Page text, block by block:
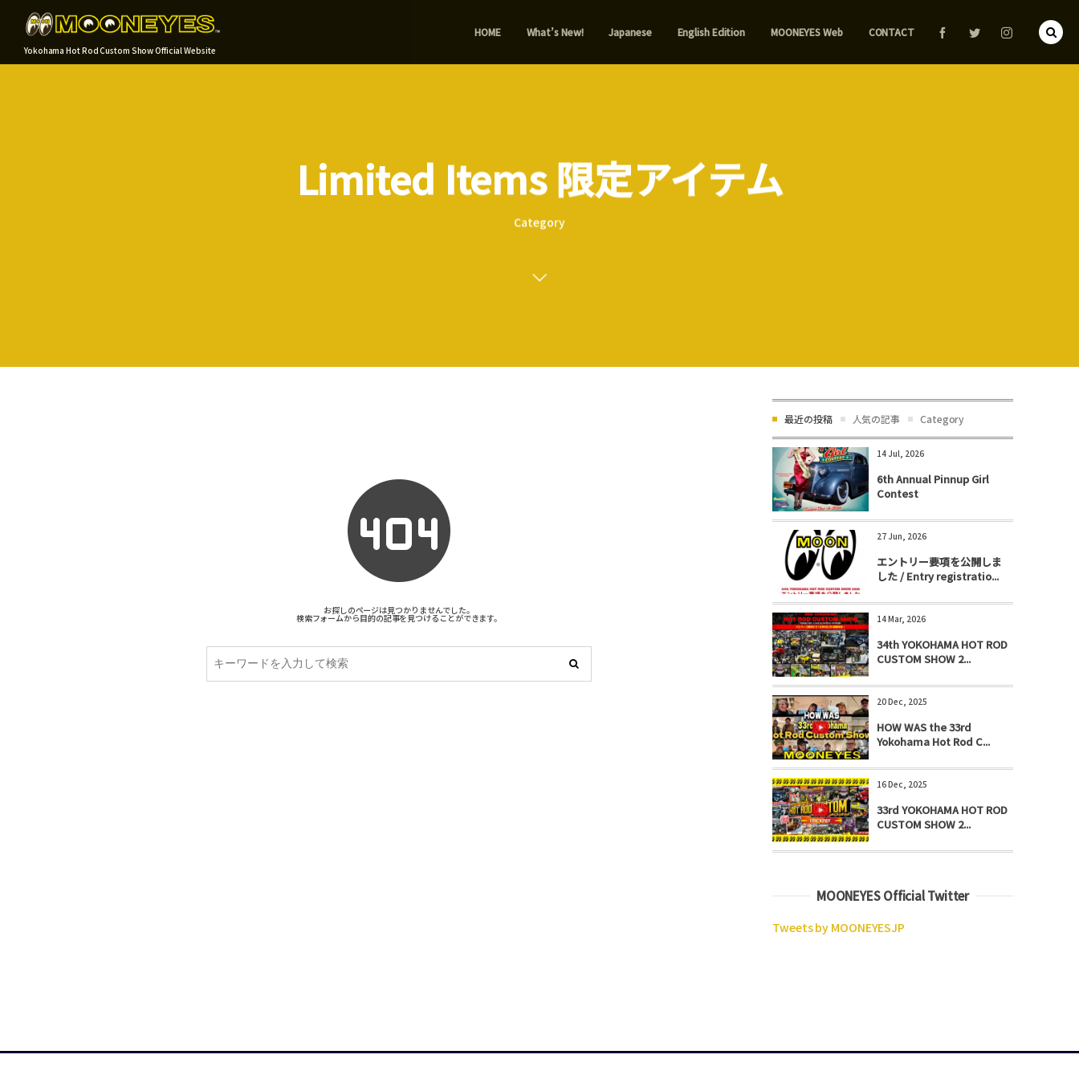
Yokohama Hot Rod Custom Show Official Website
HOME What’s New! Japanese English Edition MOONEYES Web CONTACT
Limited Items 限定アイテム
Category
お探しのページは見つかりませんでした。
検索フォームから目的の記事を見つけることができます。
最近の投稿 人気の記事 Category
14 Jul, 2026
6th Annual Pinnup Girl
Contest
27 Jun, 2026
エントリー要項を公開しま
した / Entry registratio...
14 Mar, 2026
34th YOKOHAMA HOT ROD
CUSTOM SHOW 2...
20 Dec, 2025
HOW WAS the 33rd
Yokohama Hot Rod C...
16 Dec, 2025
33rd YOKOHAMA HOT ROD
CUSTOM SHOW 2...
MOONEYES Official Twitter
Tweets by MOONEYESJP